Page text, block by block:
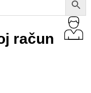
račun